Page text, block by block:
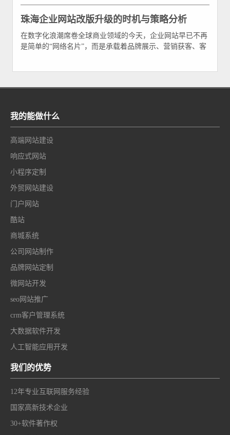
珠海企业网站改版升级的时机与策略分析
在数字化浪潮席卷全球商业领域的今天，企业网站早已不再
是简单的“网络名片”，而是承载着品牌展示、营销获客、客
而，许多珠海企业在网站建成上线后便疏于维护
我的能做什么
高端网站建设
响应式网站
小程序定制
外贸网站建设
门户网站
酷站
商城系统
公司网站制作
品牌网站定制
微网站开发
seo网站推广
crm客户管理系统
大数据软件开发
人工智能应用开发
我们的优势
12年专业互联网服务经验
国家高新技术企业
30+软件著作权